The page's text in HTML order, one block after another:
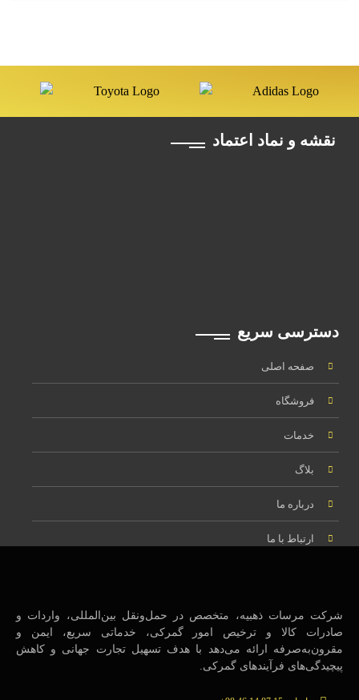
نقشه و نماد اعتماد
دسترسی سریع
صفحه اصلی
فروشگاه
خدمات
بلاگ
درباره ما
ارتباط با ما
شرکت مرسات ذهبیه، متخصص در حمل‌ونقل بین‌المللی، واردات و
صادرات کالا و ترخیص امور گمرکی، خدماتی سریع، ایمن و
مقرون‌به‌صرفه ارائه می‌دهد با هدف تسهیل تجارت جهانی و کاهش
پیچیدگی‌های فرآیندهای گمرکی.